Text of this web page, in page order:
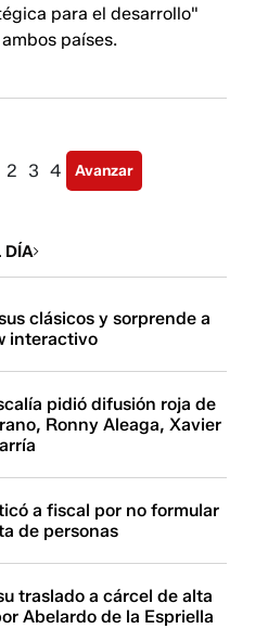
para el desarrollo"
países.
2 3 4 Avanzar
DÍA
clásicos y sorprende a
interactivo
pidió difusión roja de
Ronny Aleaga, Xavier
a fiscal por no formular
de personas
traslado a cárcel de alta
Abelardo de la Espriella